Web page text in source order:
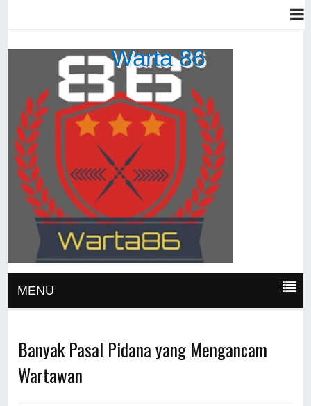
Warta 86
MENU
Banyak Pasal Pidana yang Mengancam
Wartawan